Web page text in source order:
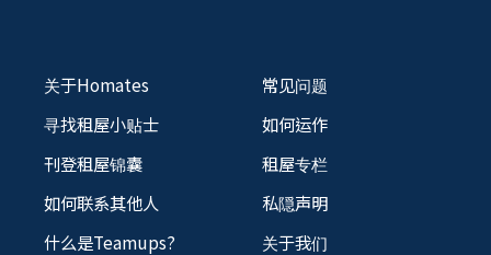
关于Homates
寻找租屋小贴士
刊登租屋锦囊
如何联系其他人
什么是Teamups?
常见问题
如何运作
租屋专栏
私隠声明
关于我们